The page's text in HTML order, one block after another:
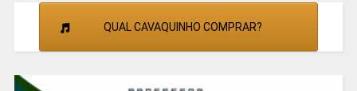
QUAL CAVAQUINHO COMPRAR?